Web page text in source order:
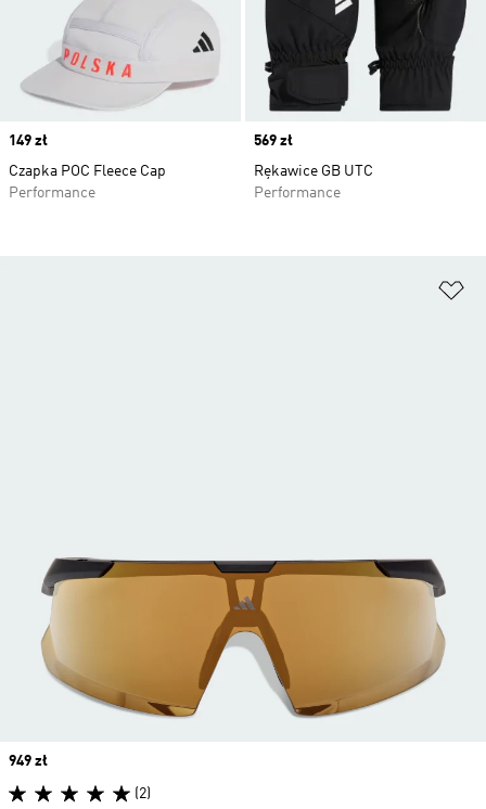
Price
149 zł
Czapka POC Fleece Cap
Performance
Price
569 zł
Rękawice GB UTC
Performance
Price
949 zł
(2)